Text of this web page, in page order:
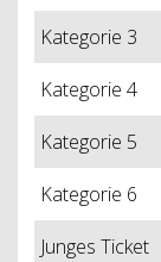
Kategorie 3
Kategorie 4
Kategorie 5
Kategorie 6
Junges Ticket